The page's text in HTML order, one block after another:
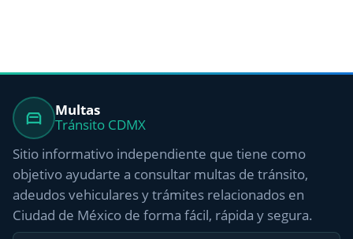
Multas
Tránsito CDMX
Sitio informativo independiente que tiene como
objetivo ayudarte a consultar multas de tránsito,
adeudos vehiculares y trámites relacionados en
Ciudad de México de forma fácil, rápida y segura.